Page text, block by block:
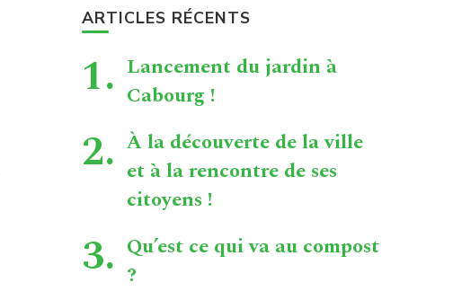
ARTICLES RÉCENTS
Lancement du jardin à
Cabourg !
À la découverte de la ville
et à la rencontre de ses
citoyens !
Qu’est ce qui va au compost
?